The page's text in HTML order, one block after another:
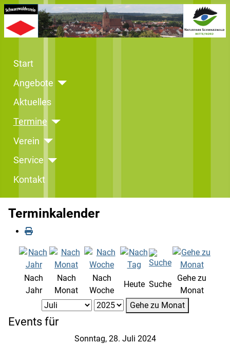
Start
Angebote
Aktuelles
Termine
Verein
Service
Kontakt
Terminkalender
Nach
Jahr
Nach
Monat
Nach
Woche
Heute Suche
Gehe zu
Monat
Gehe zu Monat
Events für
Sonntag, 28. Juli 2024